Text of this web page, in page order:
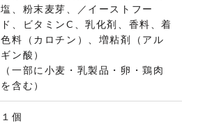
塩、粉末麦芽、／イーストフー
ド、ビタミンC、乳化剤、香料、着
色料（カロチン）、増粘剤（アル
ギン酸）
（一部に小麦・乳製品・卵・鶏肉
を含む）
１個